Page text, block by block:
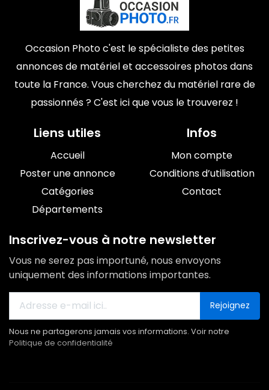
Occasion Photo c'est le spécialiste des petites
annonces de matériel et accessoires photos dans
toute la France. Vous cherchez du matériel rare de
passionnés ? C'est ici que vous le trouverez !
Liens utiles
Accueil
Poster une annonce
Catégories
Départements
Infos
Mon compte
Conditions d’utilisation
Contact
Inscrivez-vous à notre newsletter
Vous ne serez pas importuné, nous envoyons
uniquement des informations importantes.
Rejoignez
Nous ne partagerons jamais vos informations. Voir notre
Politique de confidentialité